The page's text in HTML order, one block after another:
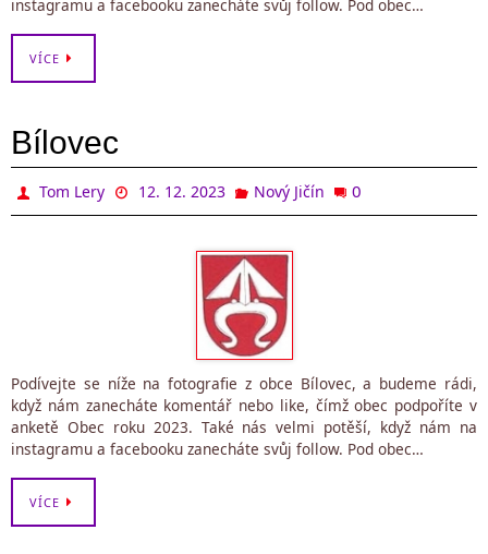
instagramu a facebooku zanecháte svůj follow. Pod obec…
VÍCE
Bílovec
Tom Lery 12. 12. 2023 Nový Jičín 0
Podívejte se níže na fotografie z obce Bílovec, a budeme rádi,
když nám zanecháte komentář nebo like, čímž obec podpoříte v
anketě Obec roku 2023. Také nás velmi potěší, když nám na
instagramu a facebooku zanecháte svůj follow. Pod obec…
VÍCE